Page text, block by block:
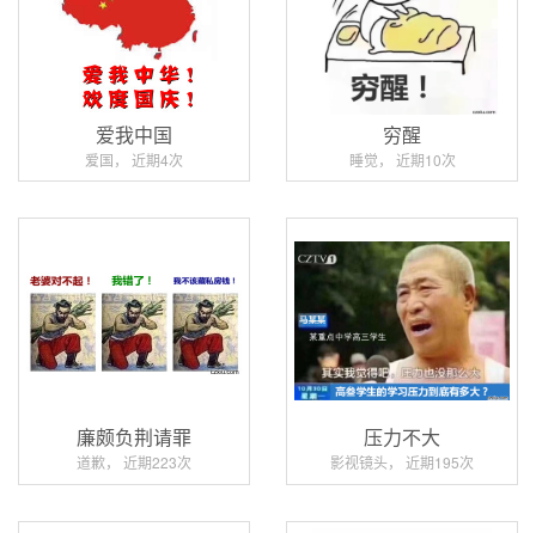
爱我中国
爱国， 近期4次
穷醒
睡觉， 近期10次
廉颇负荆请罪
道歉， 近期223次
压力不大
影视镜头， 近期195次